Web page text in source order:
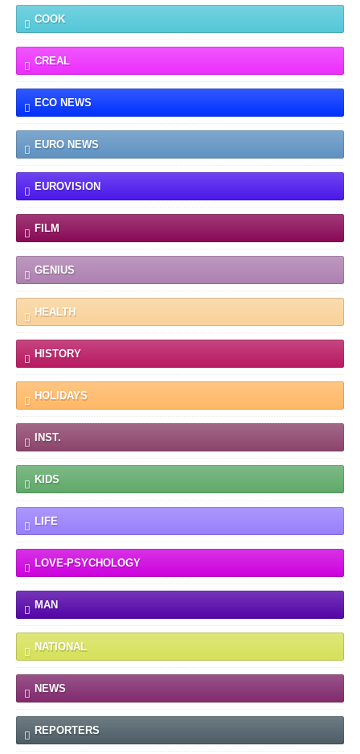
COOK
CREAL
ECO NEWS
EURO NEWS
EUROVISION
FILM
GENIUS
HEALTH
HISTORY
HOLIDAYS
INST.
KIDS
LIFE
LOVE-PSYCHOLOGY
MAN
NATIONAL
NEWS
REPORTERS